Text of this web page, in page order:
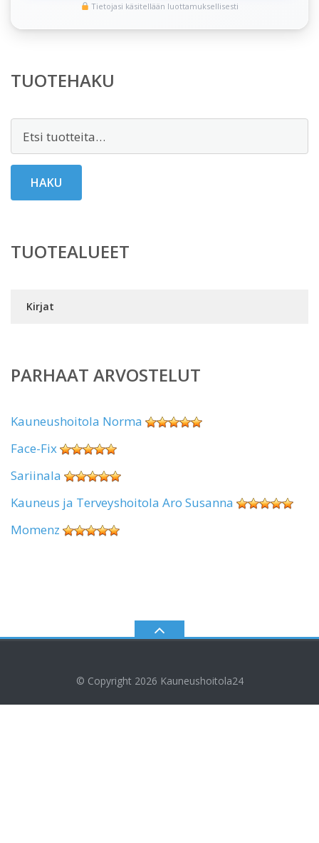
Tietojasi käsitellään luottamuksellisesti
TUOTEHAKU
HAKU
TUOTEALUEET
Kirjat
PARHAAT ARVOSTELUT
Kauneushoitola Norma
Face-Fix
Sariinala
Kauneus ja Terveyshoitola Aro Susanna
Momenz
© Copyright 2026 Kauneushoitola24